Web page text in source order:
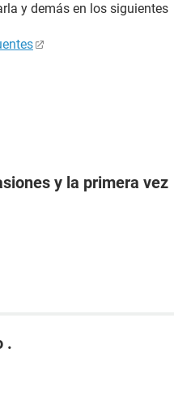
y demás en los siguientes
y la primera vez
.